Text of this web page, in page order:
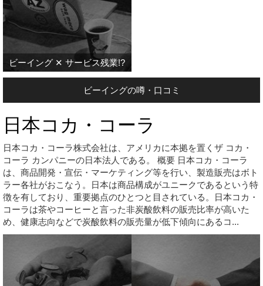
ビーイング ✕ サービス残業!?
ビーイングの噂・口コミ
日本コカ・コーラ
日本コカ・コーラ株式会社は、アメリカに本拠を置くザ コカ・
コーラ カンパニーの日本法人である。 概要 日本コカ・コーラ
は、商品開発・宣伝・マーケティング等を行い、製造販売はボト
ラー各社がおこなう。日本は商品構成がユニークであるという特
徴を有しており、重要拠点のひとつと目されている。日本コカ・
コーラは茶やコーヒーと言った非炭酸飲料の販売比率が高いた
め、健康志向などで炭酸飲料の販売量が低下傾向にあるコ...